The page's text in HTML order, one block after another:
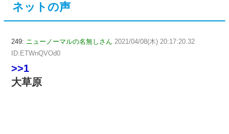
ネットの声
249: ニューノーマルの名無しさん 2021/04/08(木) 20:17:20.32
ID:ETWnQVOd0
>>1
大草原